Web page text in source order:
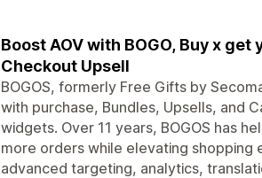
Boost AOV with BOGO, Buy x
Checkout Upsell
BOGOS, formerly Free Gifts by
with purchase, Bundles, Upsells, and
widgets. Over 11 years, BOGOS has
more orders while elevating shopping
advanced targeting, analytics,